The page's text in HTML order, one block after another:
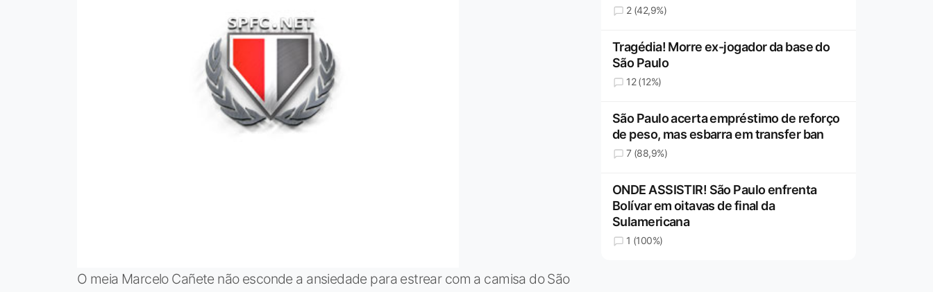
O meia Marcelo Cañete não esconde a ansiedade para estrear com a camisa do São
2 (42,9%)
Tragédia! Morre ex-jogador da base do
São Paulo
12 (12%)
São Paulo acerta empréstimo de reforço
de peso, mas esbarra em transfer ban
7 (88,9%)
ONDE ASSISTIR! São Paulo enfrenta
Bolívar em oitavas de final da
Sulamericana
1 (100%)